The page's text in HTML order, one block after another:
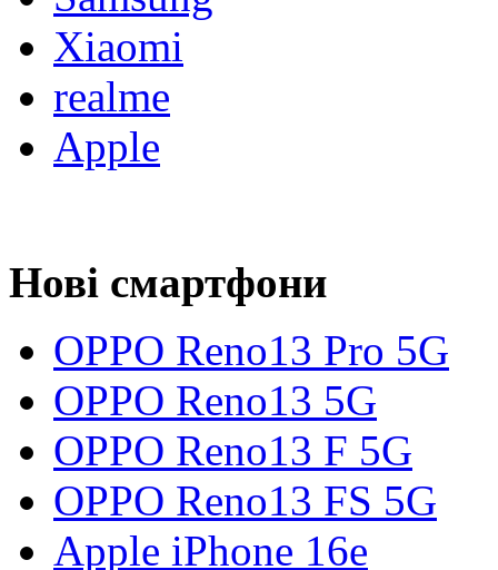
Xiaomi
realme
Apple
Нові смартфони
OPPO Reno13 Pro 5G
OPPO Reno13 5G
OPPO Reno13 F 5G
OPPO Reno13 FS 5G
Apple iPhone 16e